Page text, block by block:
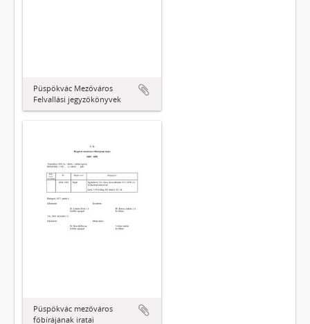
Püspökvác Mezőváros
Felvallási jegyzőkönyvek
Püspökvác mezőváros
főbírájának iratai